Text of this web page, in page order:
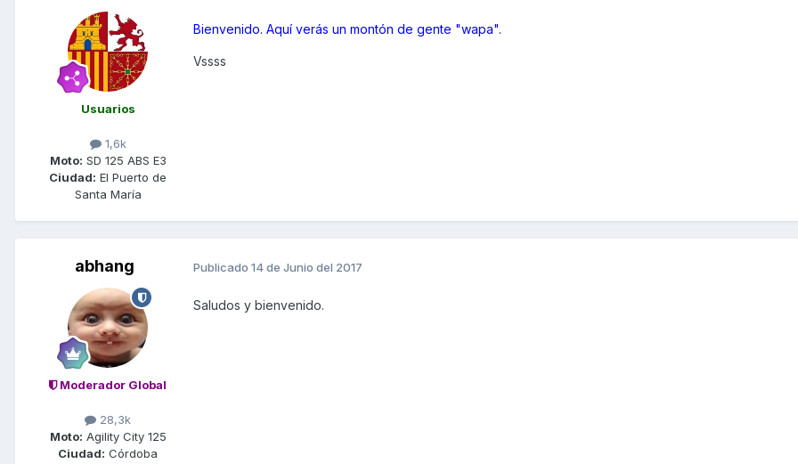
Usuarios
1,6k
Moto: SD 125 ABS E3
Ciudad: El Puerto de
Santa María
Bienvenido. Aquí verás un montón de gente "wapa".
Vssss
abhang
Moderador Global
28,3k
Moto: Agility City 125
Ciudad: Córdoba
Publicado 14 de Junio del 2017
Saludos y bienvenido.